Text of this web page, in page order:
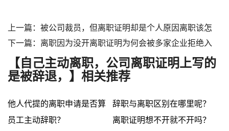
上一篇：被公司裁员，但离职证明却是个人原因离职该怎
下一篇：离职因为没开离职证明为何会被多家企业拒绝入
【自己主动离职，公司离职证明上写的
是被辞退，】相关推荐
他人代提的离职申请是否算
员工主动辞职？
辞职与离职区别在哪里呢？
离职证明想不开就不开吗？